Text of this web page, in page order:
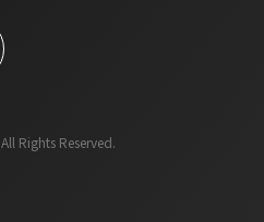
Rights Reserved.